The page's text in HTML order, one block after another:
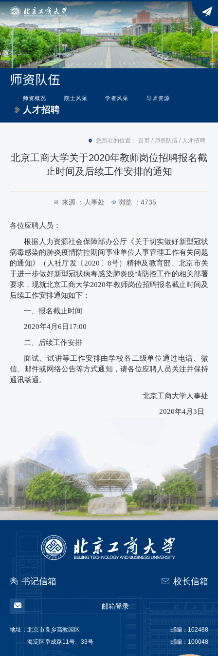
师资队伍
师资概况 院士风采 学者风采 导师资源
人才招聘
您所在的位置： 首页 / 师资队伍 / 人才招聘
北京工商大学关于2020年教师岗位招聘报名截
止时间及后续工作安排的通知
来源 ：人事处 浏览 ：4735
各位应聘人员：
根据人力资源社会保障部办公厅《关于切实做好新型冠状
病毒感染的肺炎疫情防控期间事业单位人事管理工作有关问题
的通知》（人社厅发〔2020 〕 8号）精神及教育部、北京市关
于进一步做好新型冠状病毒感染肺炎疫情防控工作的相关部署
要求，现就北京工商大学2020年教师岗位招聘报名截止时间及
后续工作安排通知如下：
一、报名截止时间
2020年4月6 日 17:00
二、后续工作安排
面试、试讲等工作安排由学校各二级单位通过电话、微
信、邮件或网络公告等方式通知，请各位应聘人员关注并保持
通讯畅通。
北京工商大学人事处
2020年4月 3 日
书记信箱 校长信箱
邮箱登录
地址： 北京市良乡高教园区
邮编：102488
海淀区阜成路11号、33号
邮编：100048